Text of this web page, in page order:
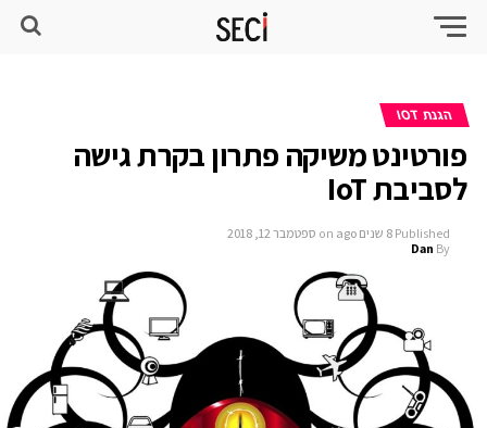
הגנת IOT
פורטינט משיקה פתרון בקרת גישה
לסביבת IoT
Published 8 שנים ago on ספטמבר 12, 2018
By
Dan